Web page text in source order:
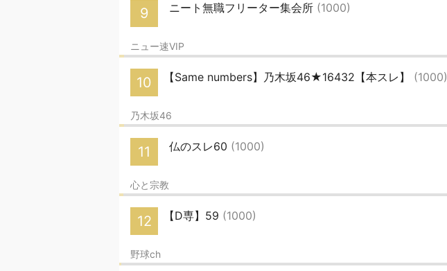
9 ニート無職フリーター集会所 (1000)
ニュー速VIP
10 【Same numbers】乃木坂46★16432【本スレ】 (1000)
乃木坂46
11 仏のスレ60 (1000)
心と宗教
12 【D専】59 (1000)
野球ch